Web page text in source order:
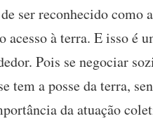
ser reconhecido
à terra. E isso é
Pois se negociar
tem a posse da terra,
da atuação